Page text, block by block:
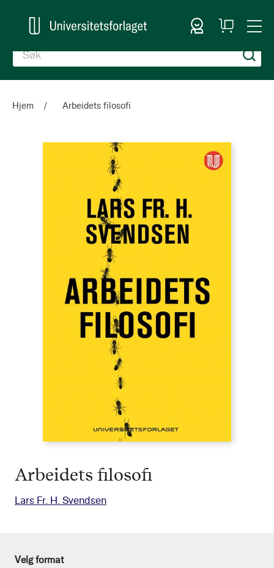
Logg inn
Handlekurv
Hjem Arbeidets filosofi
Arbeidets filosofi
Lars Fr. H. Svendsen
Velg format